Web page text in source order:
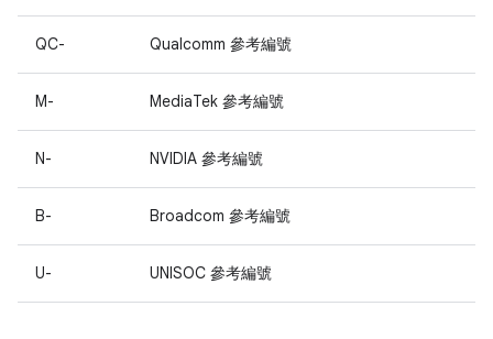
QC- Qualcomm 參考編號
M- MediaTek 參考編號
N- NVIDIA 參考編號
B- Broadcom 參考編號
U- UNISOC 參考編號